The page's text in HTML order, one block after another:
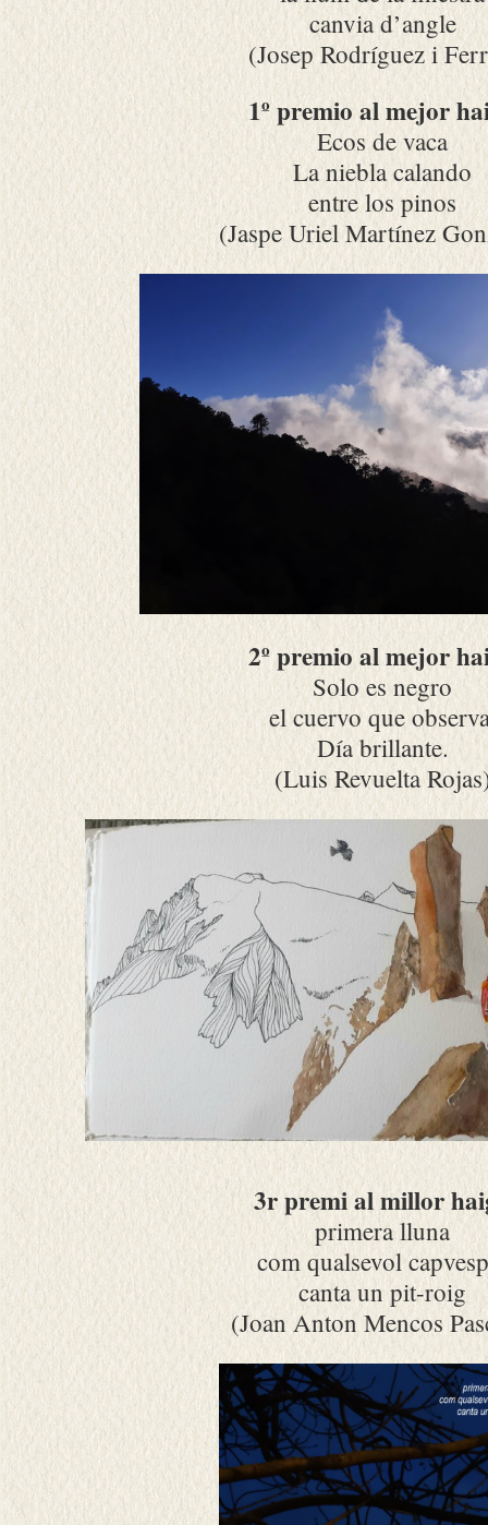
canvia d’angle
(Josep Rodríguez i
1º premio al mejor
Ecos de vaca
La niebla calando
entre los pinos
(Jaspe Uriel Martínez
2º premio al mejor
Solo es negro
el cuervo que
Día brillante.
(Luis Revuelta
3r premi al millor
primera lluna
com qualsevol
canta un pit-roig
(Joan Anton Mencos